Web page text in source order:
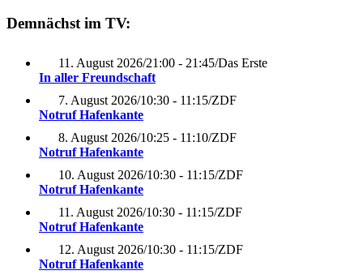
Demnächst im TV:
11. August 2026/21:00 - 21:45/Das Erste
In aller Freundschaft
7. August 2026/10:30 - 11:15/ZDF
Notruf Hafenkante
8. August 2026/10:25 - 11:10/ZDF
Notruf Hafenkante
10. August 2026/10:30 - 11:15/ZDF
Notruf Hafenkante
11. August 2026/10:30 - 11:15/ZDF
Notruf Hafenkante
12. August 2026/10:30 - 11:15/ZDF
Notruf Hafenkante